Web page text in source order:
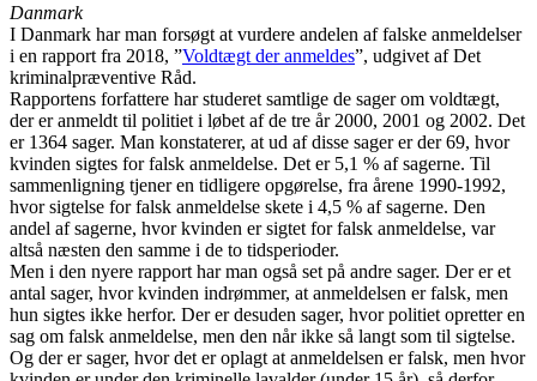
Danmark
I Danmark har man forsøgt at vurdere andelen af falske anmeldelser
i en rapport fra 2018, ”Voldtægt der anmeldes”, udgivet af Det
kriminalpræventive Råd.
Rapportens forfattere har studeret samtlige de sager om voldtægt,
der er anmeldt til politiet i løbet af de tre år 2000, 2001 og 2002. Det
er 1364 sager. Man konstaterer, at ud af disse sager er der 69, hvor
kvinden sigtes for falsk anmeldelse. Det er 5,1 % af sagerne. Til
sammenligning tjener en tidligere opgørelse, fra årene 1990-1992,
hvor sigtelse for falsk anmeldelse skete i 4,5 % af sagerne. Den
andel af sagerne, hvor kvinden er sigtet for falsk anmeldelse, var
altså næsten den samme i de to tidsperioder.
Men i den nyere rapport har man også set på andre sager. Der er et
antal sager, hvor kvinden indrømmer, at anmeldelsen er falsk, men
hun sigtes ikke herfor. Der er desuden sager, hvor politiet opretter en
sag om falsk anmeldelse, men den når ikke så langt som til sigtelse.
Og der er sager, hvor det er oplagt at anmeldelsen er falsk, men hvor